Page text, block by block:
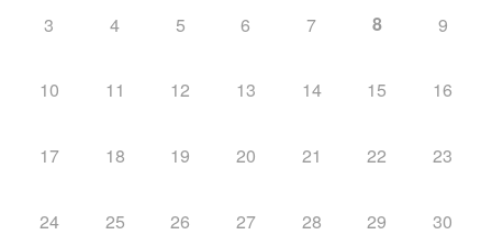
3 4 5 6 7 8 9
10 11 12 13 14 15 16
17 18 19 20 21 22 23
24 25 26 27 28 29 30